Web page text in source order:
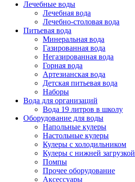
Лечебные воды
Лечебная вода
Лечебно-столовая вода
Питьевая вода
Минеральная вода
Газированная вода
Негазированная вода
Горная вода
Артезианская вода
Детская питьевая вода
Наборы
Вода для организаций
Вода 19 литров в школу
Оборудование для воды
Напольные кулеры
Настольные кулеры
Кулеры с холодильником
Кулеры с нижней загрузкой
Помпы
Прочее оборудование
Аксессуары